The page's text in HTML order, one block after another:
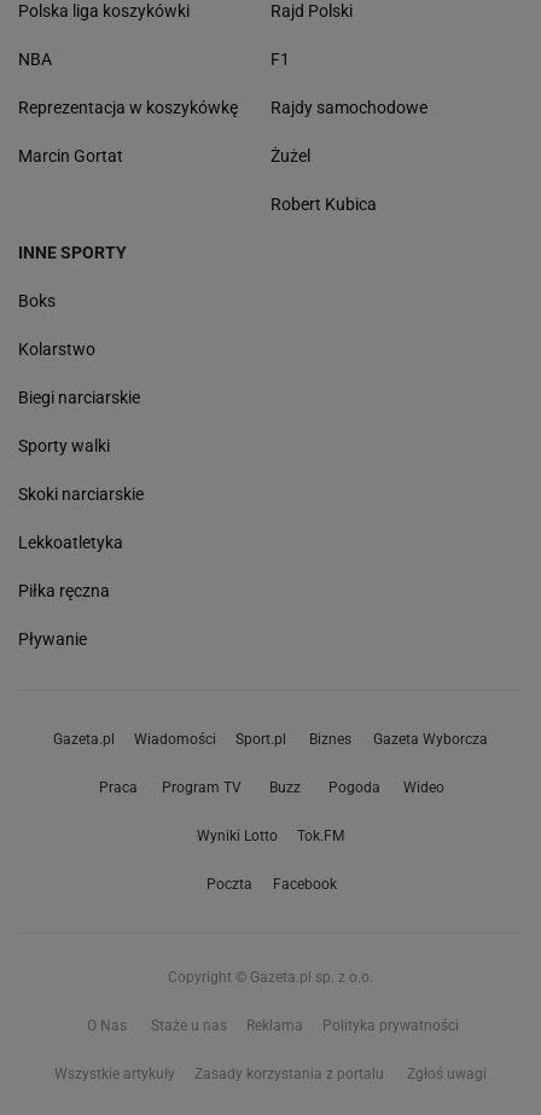
Polska liga koszykówki
NBA
Reprezentacja w koszykówkę
Marcin Gortat
Rajd Polski
F1
Rajdy samochodowe
Żużel
Robert Kubica
INNE SPORTY
Boks
Kolarstwo
Biegi narciarskie
Sporty walki
Skoki narciarskie
Lekkoatletyka
Piłka ręczna
Pływanie
Gazeta.pl Wiadomości Sport.pl Biznes Gazeta Wyborcza
Praca Program TV Buzz Pogoda Wideo
Wyniki Lotto Tok.FM
Poczta Facebook
Copyright © Gazeta.pl sp. z o.o.
O Nas Staże u nas Reklama Polityka prywatności
Wszystkie artykuły Zasady korzystania z portalu Zgłoś uwagi